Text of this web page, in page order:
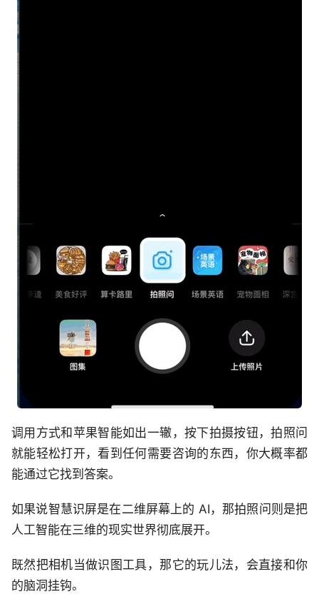
调用方式和苹果智能如出一辙，按下拍摄按钮，拍照问
就能轻松打开，看到任何需要咨询的东西，你大概率都
能通过它找到答案。
如果说智慧识屏是在二维屏幕上的 AI，那拍照问则是把
人工智能在三维的现实世界彻底展开。
既然把相机当做识图工具，那它的玩儿法，会直接和你
的脑洞挂钩。